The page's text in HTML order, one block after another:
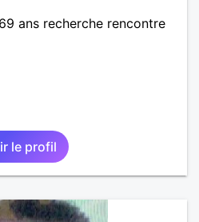
ans recherche rencontre
le profil